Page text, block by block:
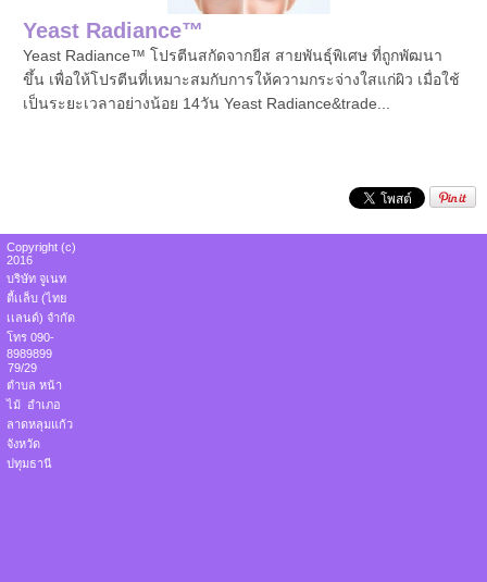
Yeast Radiance™
Yeast Radiance™ โปรตีนสกัดจากยีส สายพันธุ์พิเศษ ที่ถูกพัฒนา
ขึ้น เพื่อให้โปรตีนที่เหมาะสมกับการให้ความกระจ่างใสแก่ผิว เมื่อใช้
เป็นระยะเวลาอย่างน้อย 14วัน Yeast Radiance&trade...
Copyright (c)
2016
บริษัท จูเนท
ตี้เเล็บ (ไทย
เเลนด์) จำกัด
โทร 090-
8989899
79/29
ตำบล หน้า
ไม้ อำเภอ
ลาดหลุมแก้ว
จังหวัด
ปทุมธานี